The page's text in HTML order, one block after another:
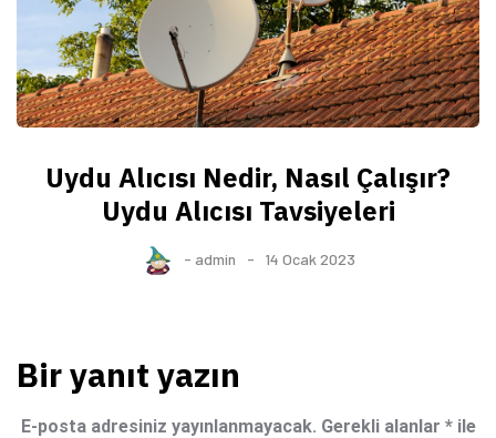
Uydu Alıcısı Nedir, Nasıl Çalışır?
Uydu Alıcısı Tavsiyeleri
- admin 14 Ocak 2023
Bir yanıt yazın
E-posta adresiniz yayınlanmayacak. Gerekli alanlar *ile